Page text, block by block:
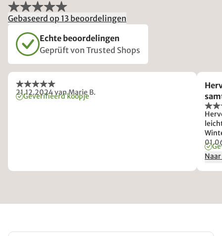
Gebaseerd op 13 beoordelingen
Echte beoordelingen
Geprüft von Trusted Shops
21.12.2024van Marie B.
Geverifieerd koopje